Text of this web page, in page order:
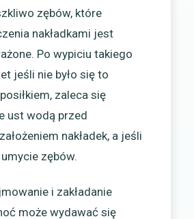
zębów, które
nakładkami jest
Po wypiciu takiego
jeśli nie było się to
zaleca się
ust wodą przed
nakładek, a jeśli
zębów.
i zakładanie
może wydawać się